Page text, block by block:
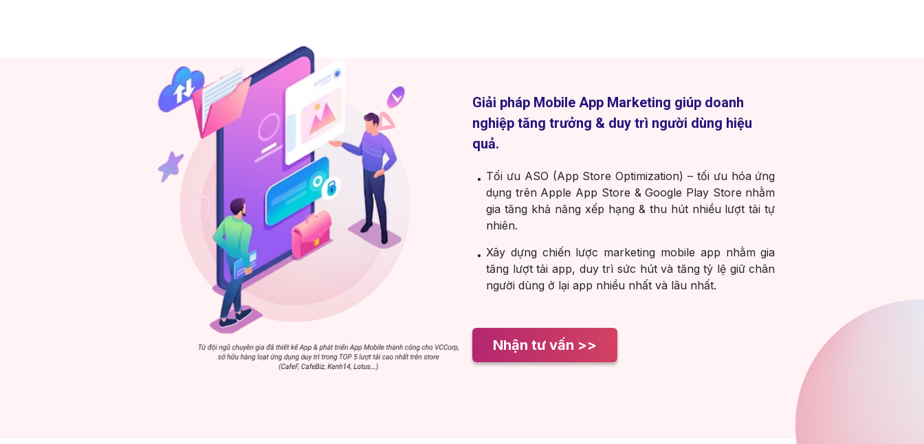
Giải pháp Mobile App Marketing giúp doanh
nghiệp tăng trưởng & duy trì người dùng hiệu
quả.
Tối ưu ASO (App Store Optimization) – tối ưu hóa ứng
dụng trên Apple App Store & Google Play Store nhằm
gia tăng khả năng xếp hạng & thu hút nhiều lượt tải tự
nhiên.
Xây dựng chiến lược marketing mobile app nhằm gia
tăng lượt tải app, duy trì sức hút và tăng tỷ lệ giữ chân
người dùng ở lại app nhiều nhất và lâu nhất.
Nhận tư vấn >>